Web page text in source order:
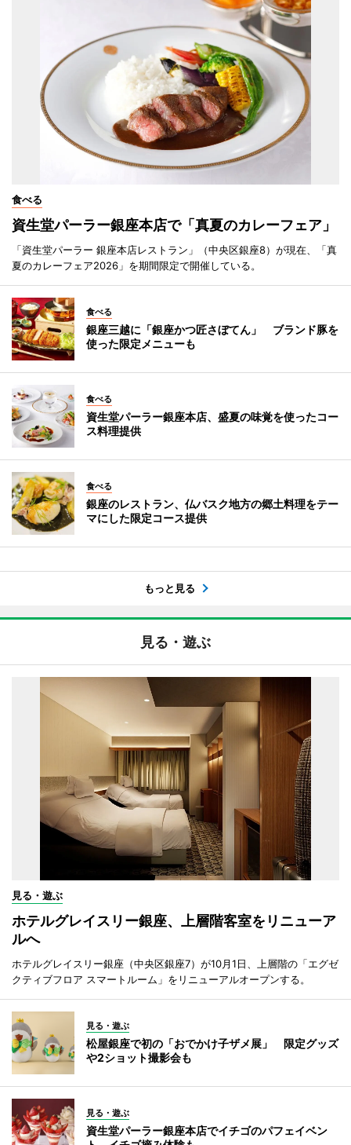
食べる
資生堂パーラー銀座本店で「真夏のカレーフェア」
「資生堂パーラー 銀座本店レストラン」（中央区銀座8）が現在、「真
夏のカレーフェア2026」を期間限定で開催している。
食べる
銀座三越に「銀座かつ匠さぼてん」 ブランド豚を
使った限定メニューも
食べる
資生堂パーラー銀座本店、盛夏の味覚を使ったコー
ス料理提供
食べる
銀座のレストラン、仏バスク地方の郷土料理をテー
マにした限定コース提供
もっと見る
見る・遊ぶ
見る・遊ぶ
ホテルグレイスリー銀座、上層階客室をリニューア
ルへ
ホテルグレイスリー銀座（中央区銀座7）が10月1日、上層階の「エグゼ
クティブフロア スマートルーム」をリニューアルオープンする。
見る・遊ぶ
松屋銀座で初の「おでかけ子ザメ展」 限定グッズ
や2ショット撮影会も
見る・遊ぶ
資生堂パーラー銀座本店でイチゴのパフェイベン